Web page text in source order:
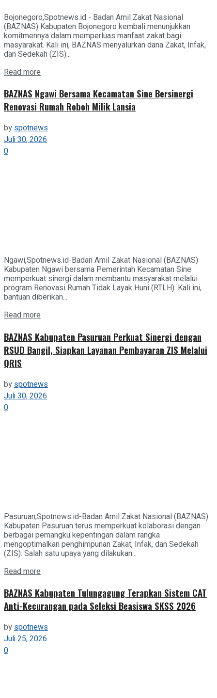
Bojonegoro,Spotnews.id - Badan Amil Zakat Nasional
(BAZNAS) Kabupaten Bojonegoro kembali menunjukkan
komitmennya dalam memperluas manfaat zakat bagi
masyarakat. Kali ini, BAZNAS menyalurkan dana Zakat, Infak,
dan Sedekah (ZIS)...
Read more
BAZNAS Ngawi Bersama Kecamatan Sine Bersinergi
Renovasi Rumah Roboh Milik Lansia
byspotnews
Juli 30, 2026
0
Ngawi,Spotnews.id-Badan Amil Zakat Nasional (BAZNAS)
Kabupaten Ngawi bersama Pemerintah Kecamatan Sine
memperkuat sinergi dalam membantu masyarakat melalui
program Renovasi Rumah Tidak Layak Huni (RTLH). Kali ini,
bantuan diberikan...
Read more
BAZNAS Kabupaten Pasuruan Perkuat Sinergi dengan
RSUD Bangil, Siapkan Layanan Pembayaran ZIS Melalui
QRIS
by spotnews
Juli 30, 2026
0
Pasuruan,Spotnews.id-Badan Amil Zakat Nasional (BAZNAS)
Kabupaten Pasuruan terus memperkuat kolaborasi dengan
berbagai pemangku kepentingan dalam rangka
mengoptimalkan penghimpunan Zakat, Infak, dan Sedekah
(ZIS). Salah satu upaya yang dilakukan...
Read more
BAZNAS Kabupaten Tulungagung Terapkan Sistem CAT
Anti-Kecurangan pada Seleksi Beasiswa SKSS 2026
byspotnews
Juli 25, 2026
0